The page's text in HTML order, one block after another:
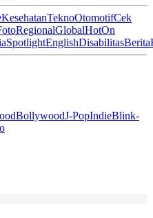
KesehatanTeknoOtomotifCek
RegionalGlobalHotOn
SpotlightEnglishDisabilitasBerita
BollywoodJ-PopIndieBlink-